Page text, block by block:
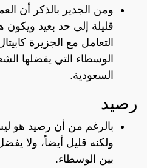
ومن الجدير بالذكر أن
قليلة إلى حد بعيد
التعامل مع الجزيرة
الوسطاء التي يفضلها
السعودية.
رصيد
بالرغم من أن رصيد هو
ولكنه قليل أيضاً، ولا
بين الوسطاء.